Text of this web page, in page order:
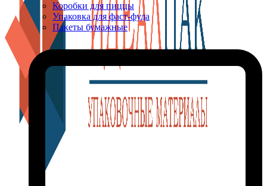
Коробки для пиццы
Упаковка для фаст-фуда
Пакеты бумажные